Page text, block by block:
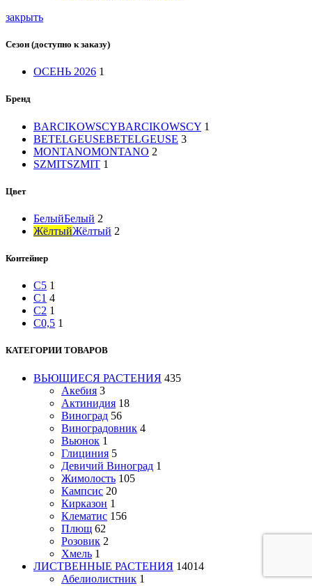
закрыть
Сезон (доступно к заказу)
ОСЕНЬ 2026 1
Бренд
BARCIKOWSCYBARCIKOWSCY 1
BETELGEUSEBETELGEUSE 3
MONTANOMONTANO 2
SZMITSZMIT 1
Цвет
БелыйБелый 2
ЖёлтыйЖёлтый 2
Контейнер
C5 1
C1 4
C2 1
C0,5 1
КАТЕГОРИИ ТОВАРОВ
ВЬЮЩИЕСЯ РАСТЕНИЯ 435
Акебия 3
Актинидия 18
Виноград 56
Виноградовник 4
Вьюнок 1
Глициния 5
Девичий Виноград 1
Жимолость 105
Кампсис 20
Кирказон 1
Клематис 156
Плющ 62
Розовик 2
Хмель 1
ЛИСТВЕННЫЕ РАСТЕНИЯ 14014
Абелиолистник 1